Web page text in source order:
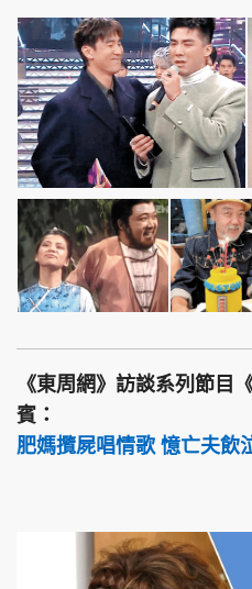
《東周網》訪談系列節目
賓：
肥媽攬屍唱情歌 憶亡夫飲